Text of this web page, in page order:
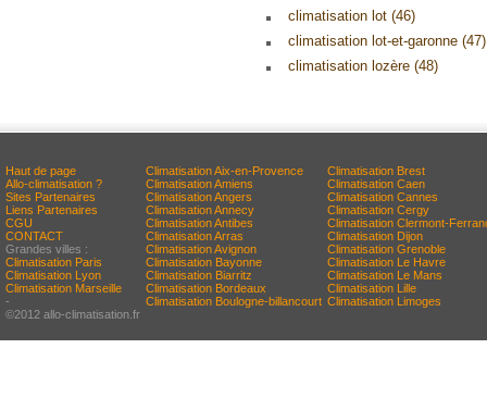
climatisation lot (46)
climatisation lot-et-garonne (47)
climatisation lozère (48)
Haut de page
Allo-climatisation ?
Sites Partenaires
Liens Partenaires
CGU
CONTACT
Grandes villes :
Climatisation Paris
Climatisation Lyon
Climatisation Marseille
-
©2012 allo-climatisation.fr
Climatisation Aix-en-Provence
Climatisation Amiens
Climatisation Angers
Climatisation Annecy
Climatisation Antibes
Climatisation Arras
Climatisation Avignon
Climatisation Bayonne
Climatisation Biarritz
Climatisation Bordeaux
Climatisation Boulogne-billancourt
Climatisation Brest
Climatisation Caen
Climatisation Cannes
Climatisation Cergy
Climatisation Clermont-
Climatisation Dijon
Climatisation Grenoble
Climatisation Le Havre
Climatisation Le Mans
Climatisation Lille
Climatisation Limoges